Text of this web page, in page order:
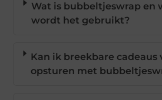
Wat is bubbeltjeswrap en
wordt het gebruikt?
Kan ik breekbare cadeaus
opsturen met